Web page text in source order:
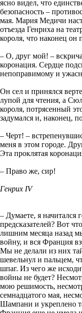
ясно видел, что
безопасность –
мая. Мария Медичи
отъезда Генриха на
короля, что наконец
– О, друг мой! –
коронация. Сердце
непоправимому и
Он сел и принялся
лупой для чтения, а
короля, потрясенный
задумался и, наконец,
– Черт! –
меня в этом городе.
Эта проклятая
– Право же, сир!
Генрих IV
– Думаете, я начитался
предсказателей? Вот
лишним месяца назад
войну, и вся Франция
Мы не делали из них
шевельнул и пальцем,
шпаг. Из чего же
войны не будет?
мою решимость,
семнадцатого мая,
Шампани и укреплено